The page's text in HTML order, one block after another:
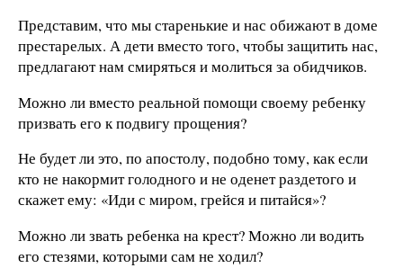
Представим, что мы старенькие и нас обижают в доме
престарелых. А дети вместо того, чтобы защитить нас,
предлагают нам смиряться и молиться за обидчиков.
Можно ли вместо реальной помощи своему ребенку
призвать его к подвигу прощения?
Не будет ли это, по апостолу, подобно тому, как если
кто не накормит голодного и не оденет раздетого и
скажет ему: «Иди с миром, грейся и питайся»?
Можно ли звать ребенка на крест? Можно ли водить
его стезями, которыми сам не ходил?